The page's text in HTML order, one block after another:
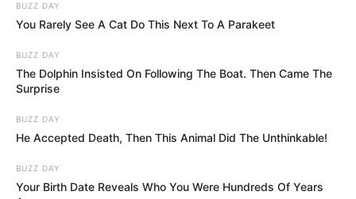
BUZZ DAY
You Rarely See A Cat Do This Next To A Parakeet
BUZZ DAY
The Dolphin Insisted On Following The Boat. Then Came The
Surprise
BUZZ DAY
He Accepted Death, Then This Animal Did The Unthinkable!
BUZZ DAY
Your Birth Date Reveals Who You Were Hundreds Of Years